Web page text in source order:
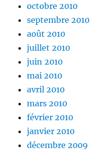
octobre 2010
septembre 2010
août 2010
juillet 2010
juin 2010
mai 2010
avril 2010
mars 2010
février 2010
janvier 2010
décembre 2009